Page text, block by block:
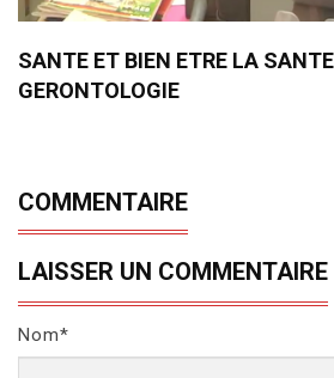
SANTE ET BIEN ETRE LA
GERONTOLOGIE
COMMENTAIRE
LAISSER UN COMMENTAIRE
Nom*